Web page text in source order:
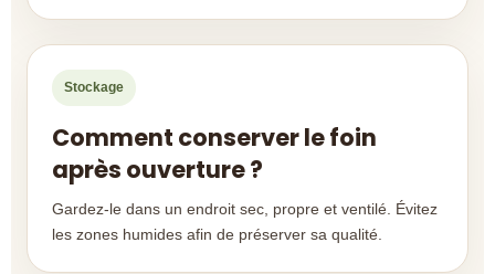
Stockage
Comment conserver le foin
après ouverture ?
Gardez-le dans un endroit sec, propre et ventilé. Évitez
les zones humides afin de préserver sa qualité.